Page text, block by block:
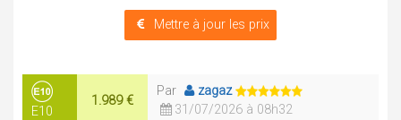
Mettre à jour les prix
E10
1.989 €
Par
zagaz
31/07/2026 à 08h32